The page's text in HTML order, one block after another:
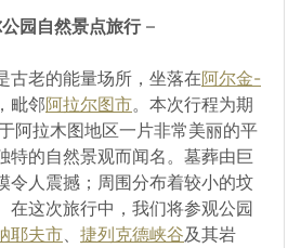
园自然景点旅行–
古老的能量场所，坐落在阿尔金-
毗邻阿拉尔图市。本次行程为期
阿拉木图地区一片非常美丽的平
特的自然景观而闻名。墓葬由巨
令人震撼；周围分布着较小的坟
在这次旅行中，我们将参观公园
耶夫市、 捷列克德峡谷及其岩